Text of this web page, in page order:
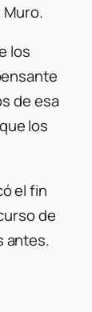
los
de esa
los
el fin
de
antes.